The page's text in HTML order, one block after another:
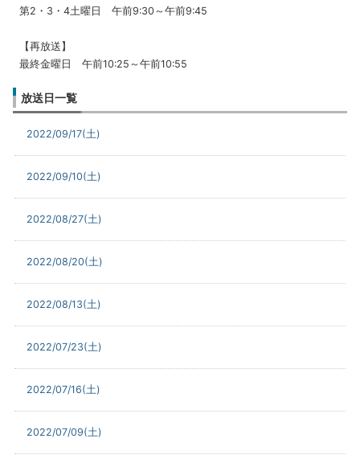
第2・3・4土曜日 午前9:30～午前9:45
【再放送】
最終金曜日 午前10:25～午前10:55
放送日一覧
2022/09/17(土)
2022/09/10(土)
2022/08/27(土)
2022/08/20(土)
2022/08/13(土)
2022/07/23(土)
2022/07/16(土)
2022/07/09(土)